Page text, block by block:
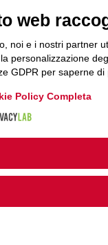
web
noi e i nostri partner
personalizzazione
GDPR per saperne di
Policy Completa